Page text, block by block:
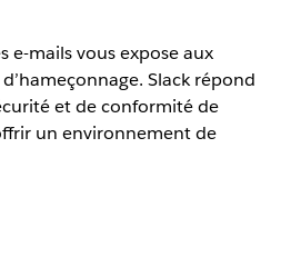
e-mails vous expose aux
Slack répond
et de conformité de
un environnement de